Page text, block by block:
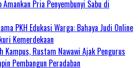
Pria Penyembunyi Sabu di
PKH Edukasi Warga: Bahaya Judi Online
Kemerdekaan
Kampus, Rustam Nawawi Ajak Pengurus
Pembangun Peradaban